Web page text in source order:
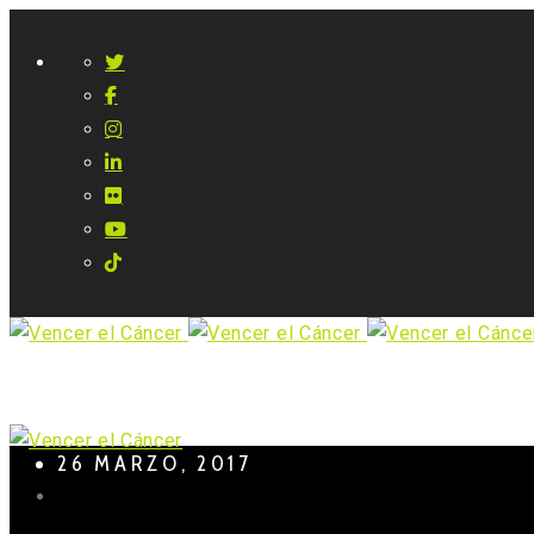
26 MARZO, 2017